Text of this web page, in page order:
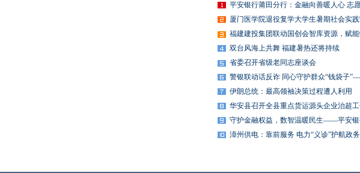
平安银行莆田分行：金融向善暖人心 志
厦门医学院退役复学大学生暑期社会实
福建建投集团联动国创会智库资源，赋
双台风海上共舞 福建暑热还将持续
省委召开省级老同志座谈会
警银联动话反诈 同心守护群众“钱袋子
伊朗总统：最高领袖决策过程遭人利用
华安县召开全县重点货运源头企业治超
守护金融权益，数智温暖民生——平安
漳州供电：靠前服务 电力“义诊”护航政